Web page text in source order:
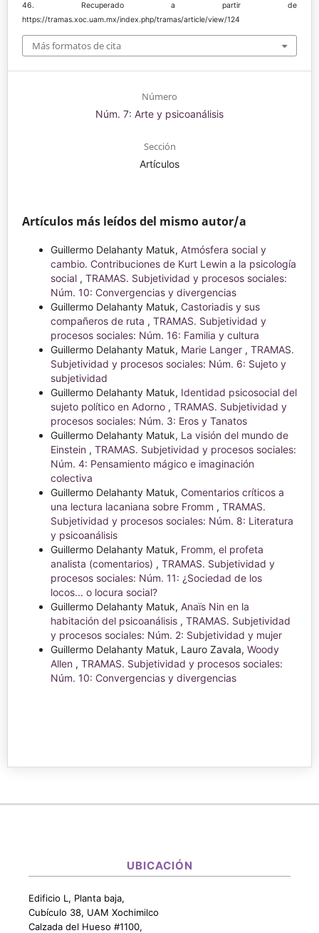
46. Recuperado a partir de
https://tramas.xoc.uam.mx/index.php/tramas/article/view/124
Más formatos de cita
Número
Núm. 7: Arte y psicoanálisis
Sección
Artículos
Artículos más leídos del mismo autor/a
Guillermo Delahanty Matuk, Atmósfera social y
cambio. Contribuciones de Kurt Lewin a la psicología
social , TRAMAS. Subjetividad y procesos sociales:
Núm. 10: Convergencias y divergencias
Guillermo Delahanty Matuk, Castoriadis y sus
compañeros de ruta , TRAMAS. Subjetividad y
procesos sociales: Núm. 16: Familia y cultura
Guillermo Delahanty Matuk, Marie Langer , TRAMAS.
Subjetividad y procesos sociales: Núm. 6: Sujeto y
subjetividad
Guillermo Delahanty Matuk, Identidad psicosocial del
sujeto político en Adorno , TRAMAS. Subjetividad y
procesos sociales: Núm. 3: Eros y Tanatos
Guillermo Delahanty Matuk, La visión del mundo de
Einstein , TRAMAS. Subjetividad y procesos sociales:
Núm. 4: Pensamiento mágico e imaginación
colectiva
Guillermo Delahanty Matuk, Comentarios críticos a
una lectura lacaniana sobre Fromm , TRAMAS.
Subjetividad y procesos sociales: Núm. 8: Literatura
y psicoanálisis
Guillermo Delahanty Matuk, Fromm, el profeta
analista (comentarios) , TRAMAS. Subjetividad y
procesos sociales: Núm. 11: ¿Sociedad de los
locos... o locura social?
Guillermo Delahanty Matuk, Anaïs Nin en la
habitación del psicoanálisis , TRAMAS. Subjetividad
y procesos sociales: Núm. 2: Subjetividad y mujer
Guillermo Delahanty Matuk, Lauro Zavala, Woody
Allen , TRAMAS. Subjetividad y procesos sociales:
Núm. 10: Convergencias y divergencias
UBICACIÓN
Edificio L, Planta baja,
Cubículo 38, UAM Xochimilco
Calzada del Hueso #1100,